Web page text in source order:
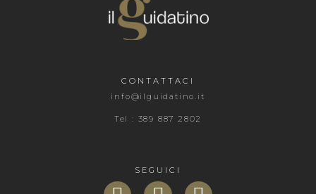
CONTATTACI
info@ilguidatino.it
Tel : 389 887 2802
SEGUICI